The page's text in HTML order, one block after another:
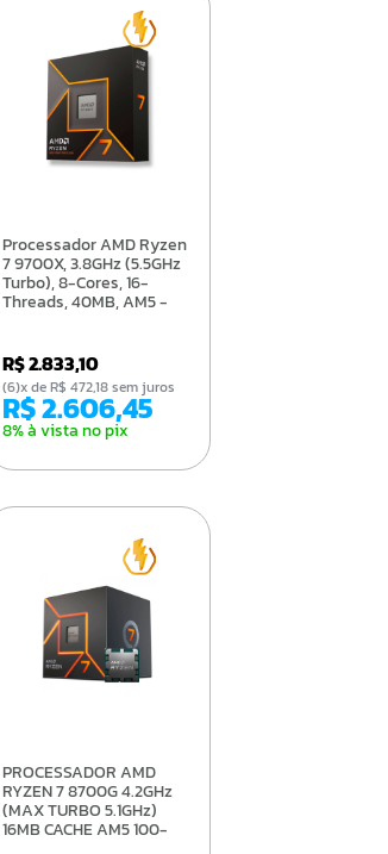
Processador AMD Ryzen
7 9700X, 3.8GHz (5.5GHz
Turbo), 8-Cores, 16-
Threads, 40MB, AM5 -
R$ 2.833,10
R$ 2.606,45
8% à vista no pix
(6)x de R$ 472,18 sem juros
PROCESSADOR AMD
RYZEN 7 8700G 4.2GHz
(MAX TURBO 5.1GHz)
16MB CACHE AM5 100-